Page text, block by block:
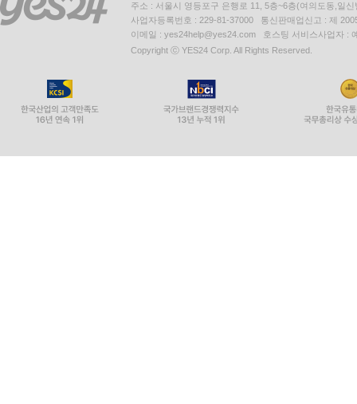
주소 : 서울시 영등포구 은행로 11, 5층~6층(여의도동,일신
사업자등록번호 : 229-81-37000 통신판매업신고 : 제
이메일 : yes24help@yes24.com 호스팅 서비스사업자 :
Copyright ⓒ YES24 Corp. All Rights Reserved.